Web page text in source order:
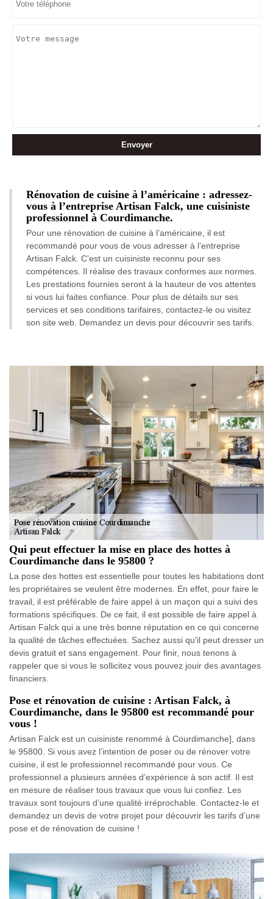
Rénovation de cuisine à l’américaine : adressez-
vous à l’entreprise Artisan Falck, une cuisiniste
professionnel à Courdimanche.
Pour une rénovation de cuisine à l’américaine, il est
recommandé pour vous de vous adresser à l’entreprise
Artisan Falck. C’est un cuisiniste reconnu pour ses
compétences. Il réalise des travaux conformes aux normes.
Les prestations fournies seront à la hauteur de vos attentes
si vous lui faites confiance. Pour plus de détails sur ses
services et ses conditions tarifaires, contactez-le ou visitez
son site web. Demandez un devis pour découvrir ses tarifs.
Qui peut effectuer la mise en place des hottes à
Courdimanche dans le 95800 ?
La pose des hottes est essentielle pour toutes les habitations dont
les propriétaires se veulent être modernes. En effet, pour faire le
travail, il est préférable de faire appel à un maçon qui a suivi des
formations spécifiques. De ce fait, il est possible de faire appel à
Artisan Falck qui a une très bonne réputation en ce qui concerne
la qualité de tâches effectuées. Sachez aussi qu'il peut dresser un
devis gratuit et sans engagement. Pour finir, nous tenons à
rappeler que si vous le sollicitez vous pouvez jouir des avantages
financiers.
Pose et rénovation de cuisine : Artisan Falck, à
Courdimanche, dans le 95800 est recommandé pour
vous !
Artisan Falck est un cuisiniste renommé à Courdimanche], dans
le 95800. Si vous avez l’intention de poser ou de rénover votre
cuisine, il est le professionnel recommandé pour vous. Ce
professionnel a plusieurs années d’expérience à son actif. Il est
en mesure de réaliser tous travaux que vous lui confiez. Les
travaux sont toujours d’une qualité irréprochable. Contactez-le et
demandez un devis de votre projet pour découvrir les tarifs d’une
pose et de rénovation de cuisine !